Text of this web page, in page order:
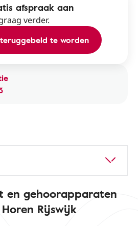
afspraak aan
verder.
te worden
en gehoorapparaten
Rijswijk